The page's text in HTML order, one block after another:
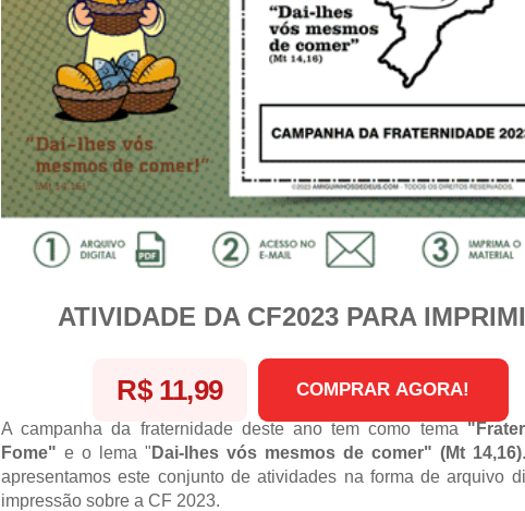
ATIVIDADE DA CF2023 PARA
R$ 11,99 COMPRAR AGORA!
A campanha da fraternidade deste ano tem como tema
Fome" e o lema " Dai-lhes vós mesmos de comer" (Mt 14,16)
apresentamos este conjunto de atividades na forma de arquivo
impressão sobre a CF 2023.